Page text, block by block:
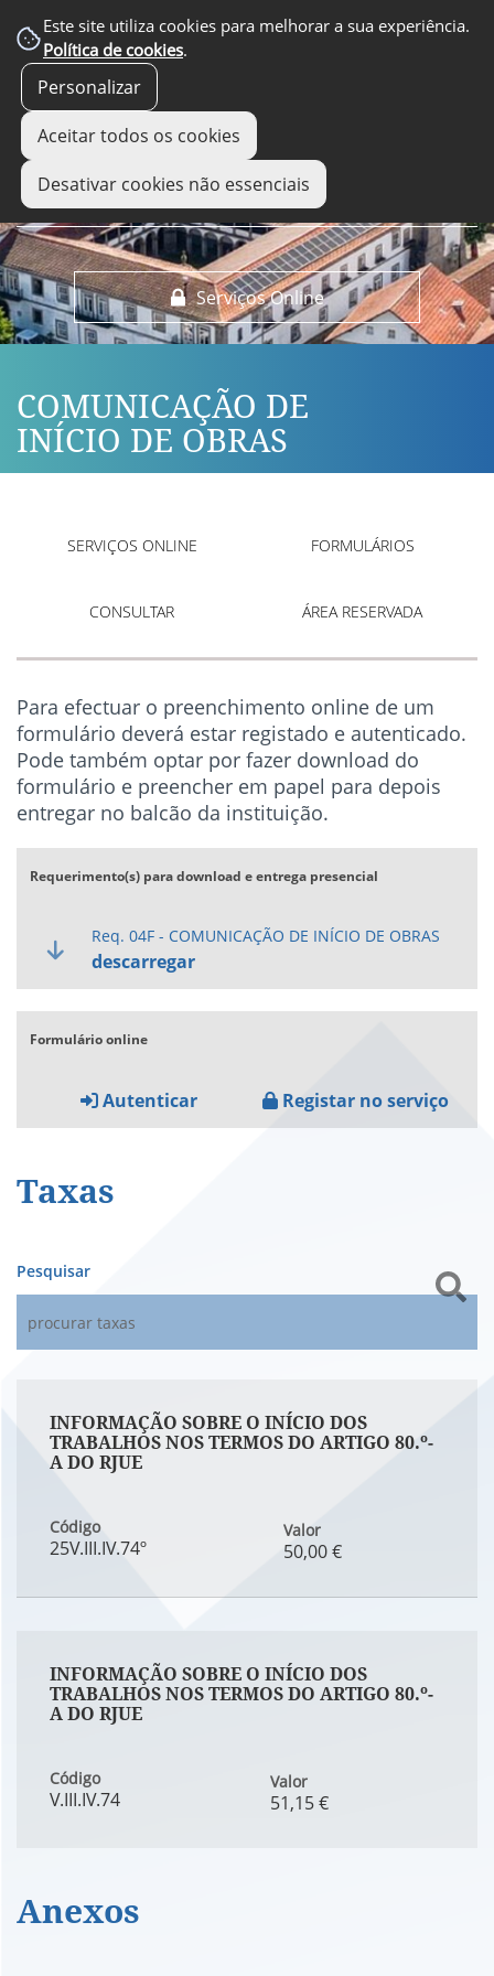
Este site utiliza cookies para melhorar a sua experiência.
Política de cookies.
Personalizar
Aceitar todos os cookies
Desativar cookies não essenciais
Serviços Online
EM DESTAQUE
COMUNICAÇÃO DE
INÍCIO DE OBRAS
SERVIÇOS ONLINE FORMULÁRIOS
CONSULTAR ÁREA RESERVADA
Para efectuar o preenchimento online de um
formulário deverá estar registado e autenticado.
Pode também optar por fazer download do
formulário e preencher em papel para depois
entregar no balcão da instituição.
Requerimento(s) para download e entrega presencial
Req. 04F - COMUNICAÇÃO DE INÍCIO DE OBRAS
descarregar
Formulário online
Autenticar Registar no serviço
Taxas
Pesquisar
Código
25V.III.IV.74º
INFORMAÇÃO SOBRE O INÍCIO DOS
TRABALHOS NOS TERMOS DO ARTIGO 80.º-
A DO RJUE
Valor
50,00 €
Código
V.III.IV.74
INFORMAÇÃO SOBRE O INÍCIO DOS
TRABALHOS NOS TERMOS DO ARTIGO 80.º-
A DO RJUE
Valor
51,15 €
Anexos